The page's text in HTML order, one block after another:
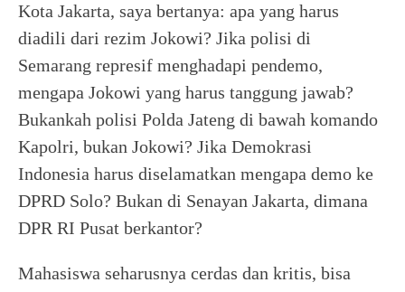
Kota Jakarta, saya bertanya: apa yang harus
diadili dari rezim Jokowi? Jika polisi di
Semarang represif menghadapi pendemo,
mengapa Jokowi yang harus tanggung jawab?
Bukankah polisi Polda Jateng di bawah komando
Kapolri, bukan Jokowi? Jika Demokrasi
Indonesia harus diselamatkan mengapa demo ke
DPRD Solo? Bukan di Senayan Jakarta, dimana
DPR RI Pusat berkantor?
Mahasiswa seharusnya cerdas dan kritis, bisa